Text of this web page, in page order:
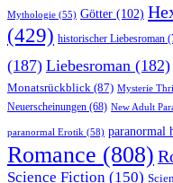
Mythologie (55) Götter (102)
(429) historischer Liebesroman
(187) Liebesroman (182)
Monatsrückblick (87) Mysterie
Neuerscheinungen (68) New Adult
paranormal Erotik (58) paranormal
Romance (808)
Science Fiction (150)